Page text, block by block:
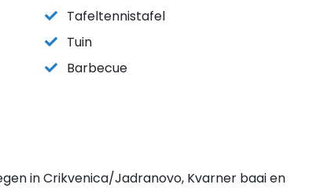
Tafeltennistafel
Tuin
Barbecue
in Crikvenica/Jadranovo, Kvarner baai en